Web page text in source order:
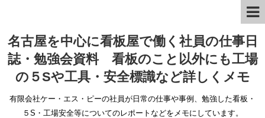
名古屋を中心に看板屋で働く社員の仕事日
誌・勉強会資料 看板のこと以外にも工場
の５Sや工具・安全標識など詳しくメモ
有限会社ケー・エス・ピーの社員が日常の仕事や事例、勉強した看板・
５S・工場安全等についてのレポートなどをメモにしています。